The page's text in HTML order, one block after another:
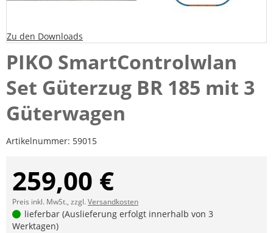
Zu den Downloads
PIKO SmartControlwlan
Set Güterzug BR 185 mit 3
Güterwagen
Artikelnummer: 59015
259,00 €
Preis inkl. MwSt., zzgl.Versandkosten
lieferbar (Auslieferung erfolgt innerhalb von 3
Werktagen)